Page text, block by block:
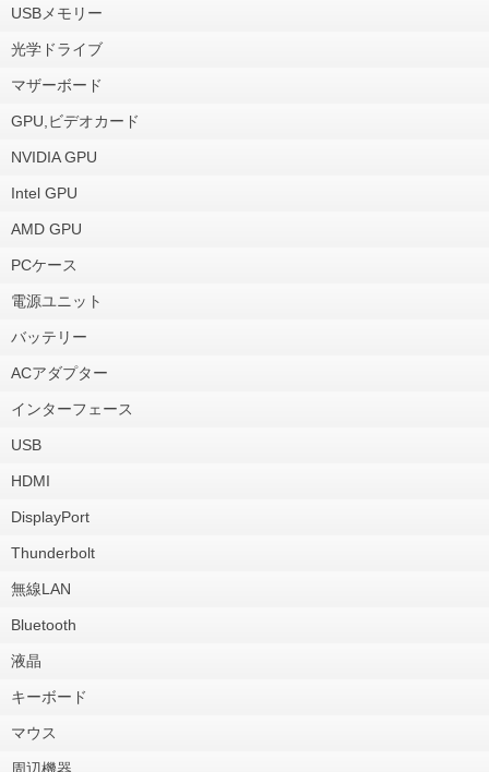
USBメモリー
光学ドライブ
マザーボード
GPU,ビデオカード
NVIDIA GPU
Intel GPU
AMD GPU
PCケース
電源ユニット
バッテリー
ACアダプター
インターフェース
USB
HDMI
DisplayPort
Thunderbolt
無線LAN
Bluetooth
液晶
キーボード
マウス